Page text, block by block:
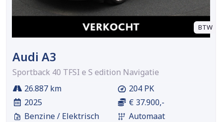
BTW
Audi A3
Sportback 40 TFSI e S edition Navigatie
26.887 km
2025
Benzine / Elektrisch
204 PK
€ 37.900,-
Automaat